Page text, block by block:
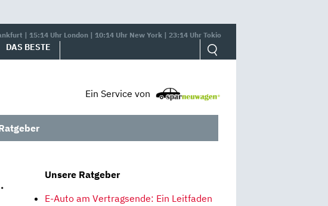
| 15:14 Uhr London | 10:14 Uhr New York | 23:14 Uhr Tokio
DAS BESTE
Ein Service von
Unsere Ratgeber
E-Auto am Vertragsende: Ein Leitfaden